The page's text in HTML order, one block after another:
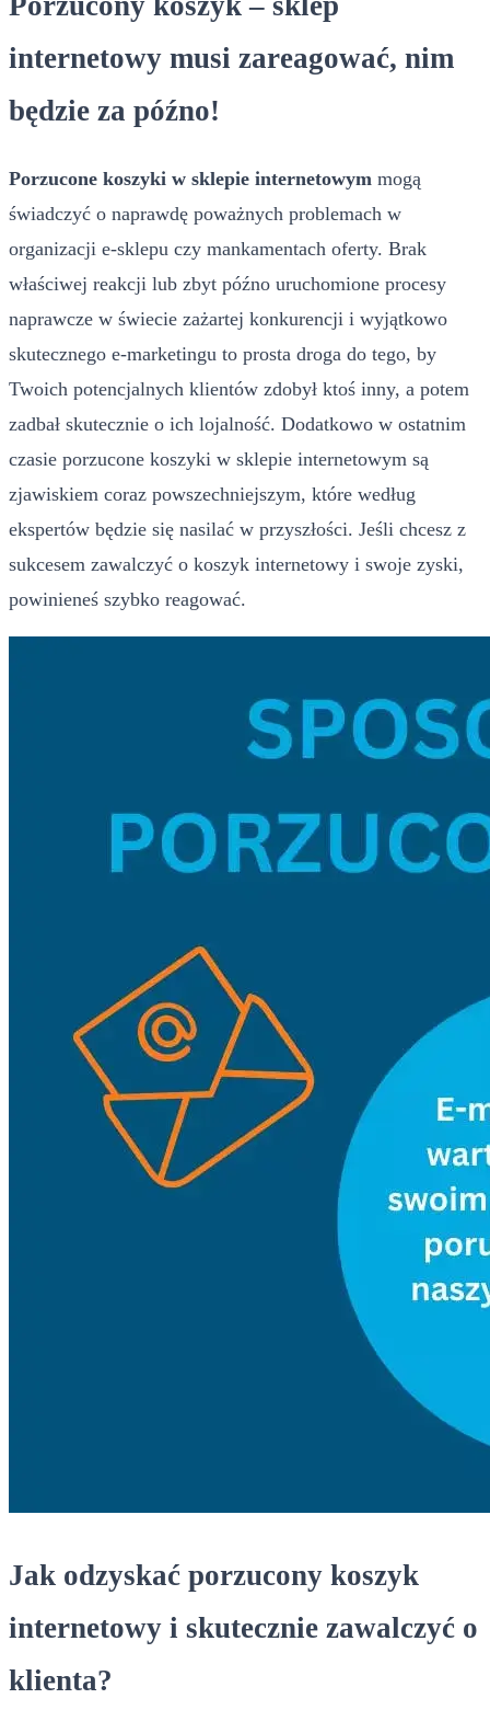
internetowy musi zareagować, nim
będzie za późno!
Porzucone koszyki w sklepie internetowym mogą
świadczyć o naprawdę poważnych problemach w
organizacji e-sklepu czy mankamentach oferty. Brak
właściwej reakcji lub zbyt późno uruchomione procesy
naprawcze w świecie zażartej konkurencji i wyjątkowo
skutecznego e-marketingu to prosta droga do tego, by
Twoich potencjalnych klientów zdobył ktoś inny, a potem
zadbał skutecznie o ich lojalność. Dodatkowo w ostatnim
czasie porzucone koszyki w sklepie internetowym są
zjawiskiem coraz powszechniejszym, które według
ekspertów będzie się nasilać w przyszłości. Jeśli chcesz z
sukcesem zawalczyć o koszyk internetowy i swoje zyski,
powinieneś szybko reagować.
Jak odzyskać porzucony koszyk
internetowy i skutecznie zawalczyć o
klienta?